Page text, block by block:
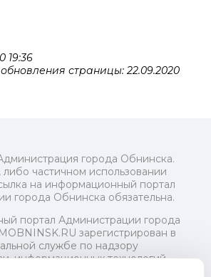
19:36
страницы: 22.09.2020
города Обнинска.
частичном использовании
на информационный портал
города Обнинска обязательна.
портал Администрации города
зарегистрирован в
службе по надзору
информационных технологий
(Роскомнадзор) 24 июля